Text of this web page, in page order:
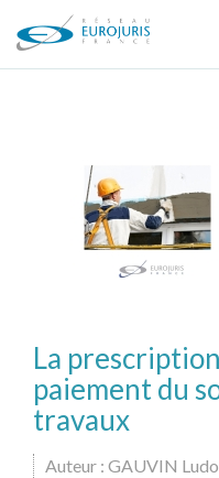
La
paiement du
travaux
Auteur : GAUVIN